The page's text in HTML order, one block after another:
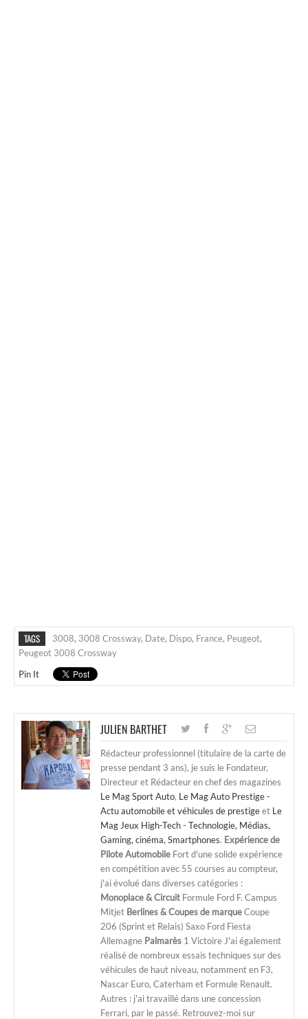
TAGS 3008, 3008 Crossway, Date, Dispo, France, Peugeot,
Peugeot 3008 Crossway
Pin It
JULIEN BARTHET
Rédacteur professionnel (titulaire de la carte de
presse pendant 3 ans), je suis le Fondateur,
Directeur et Rédacteur en chef des magazines
Le Mag Sport Auto, Le Mag Auto Prestige -
Actu automobile et véhicules de prestigeet Le
Mag Jeux High-Tech - Technologie, Médias,
Gaming, cinéma, Smartphones. Expérience de
Pilote Automobile Fort d'une solide expérience
en compétition avec 55 courses au compteur,
j'ai évolué dans diverses catégories :
Monoplace & Circuit Formule Ford F. Campus
Mitjet Berlines & Coupes de marqueCoupe
206 (Sprint et Relais) Saxo Ford Fiesta
Allemagne Palmarès 1 Victoire J'ai également
réalisé de nombreux essais techniques sur des
véhicules de haut niveau, notamment en F3,
Nascar Euro, Caterham et Formule Renault.
Autres : j'ai travaillé dans une concession
Ferrari, par le passé. Retrouvez-moi sur